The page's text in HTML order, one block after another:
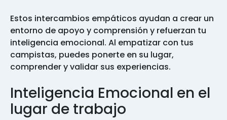
Estos intercambios empáticos ayudan a crear un
entorno de apoyo y comprensión y refuerzan tu
inteligencia emocional. Al empatizar con tus
campistas, puedes ponerte en su lugar,
comprender y validar sus experiencias.
Inteligencia Emocional en el
lugar de trabajo